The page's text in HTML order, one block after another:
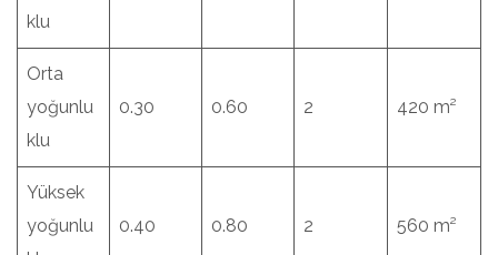
klu
Orta
yoğunlu
klu
0.30 0.60 2 420 m²
Yüksek
yoğunlu
0.40 0.80 2 560 m²